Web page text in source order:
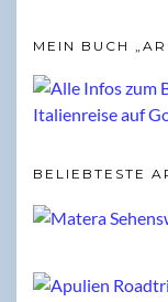
MEIN BUCH
BELIEBTESTE